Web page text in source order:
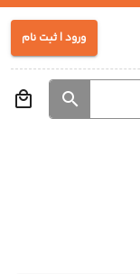
ورود | ثبت نام